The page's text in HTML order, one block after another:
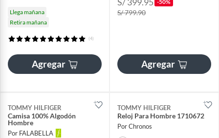
Llega mañana
Retira mañana
(4)
Agregar
-50%
S/ 799.90
Agregar
TOMMY HILFIGER
Camisa 100% Algodón
Hombre
Por FALABELLA
TOMMY HILFIGER
Reloj Para Hombre 1710672
Por Chronos